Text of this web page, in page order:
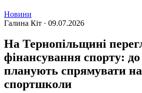
Новини
Галина Кіт · 09.07.2026
На Тернопільщині
фінансування спорту:
планують спрямувати на
спортшколи